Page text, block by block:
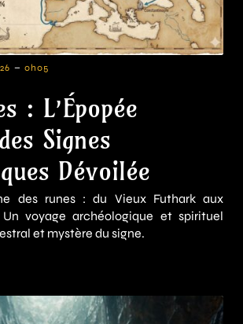
- 0h05
: L’Épopée
Signes
Dévoilée
des runes : du Vieux Futhark aux
Un voyage archéologique et spirituel
et mystère du signe.